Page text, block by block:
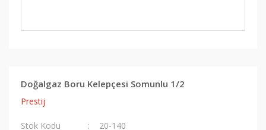
Doğalgaz Boru Kelepçesi Somunlu 1/2
Prestij
Stok Kodu
20-140